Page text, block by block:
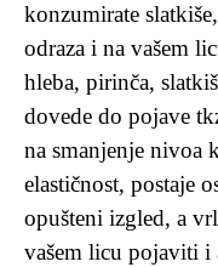
konzumirate
odraza i na vašem
hleba, pirinča,
dovede do pojave
na smanjenje nivoa
elastičnost, postaje
opušteni izgled, a
vašem licu pojaviti